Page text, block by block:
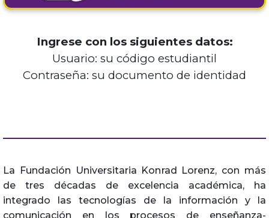
Ingrese con los siguientes datos:
Usuario: su código estudiantil
Contraseña: su documento de identidad
La Fundación Universitaria Konrad Lorenz, con más
de tres décadas de excelencia académica, ha
integrado las tecnologías de la información y la
comunicación en los procesos de enseñanza-